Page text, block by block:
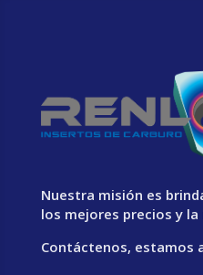
Nuestra misión es
los mejores precios y
Contáctenos, estamos